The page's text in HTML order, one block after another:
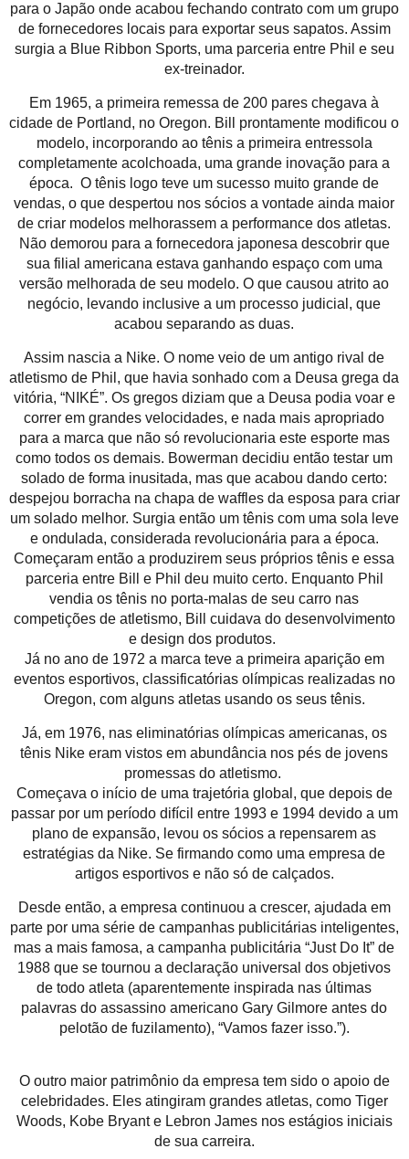
para o Japão onde acabou fechando contrato com um grupo
de fornecedores locais para exportar seus sapatos. Assim
surgia a Blue Ribbon Sports, uma parceria entre Phil e seu
ex-treinador.
Em 1965, a primeira remessa de 200 pares chegava à
cidade de Portland, no Oregon. Bill prontamente modificou o
modelo, incorporando ao tênis a primeira entressola
completamente acolchoada, uma grande inovação para a
época. O tênis logo teve um sucesso muito grande de
vendas, o que despertou nos sócios a vontade ainda maior
de criar modelos melhorassem a performance dos atletas.
Não demorou para a fornecedora japonesa descobrir que
sua filial americana estava ganhando espaço com uma
versão melhorada de seu modelo. O que causou atrito ao
negócio, levando inclusive a um processo judicial, que
acabou separando as duas.
Assim nascia a Nike. O nome veio de um antigo rival de
atletismo de Phil, que havia sonhado com a Deusa grega da
vitória, “NIKÉ”. Os gregos diziam que a Deusa podia voar e
correr em grandes velocidades, e nada mais apropriado
para a marca que não só revolucionaria este esporte mas
como todos os demais. Bowerman decidiu então testar um
solado de forma inusitada, mas que acabou dando certo:
despejou borracha na chapa de waffles da esposa para criar
um solado melhor. Surgia então um tênis com uma sola leve
e ondulada, considerada revolucionária para a época.
Começaram então a produzirem seus próprios tênis e essa
parceria entre Bill e Phil deu muito certo. Enquanto Phil
vendia os tênis no porta-malas de seu carro nas
competições de atletismo, Bill cuidava do desenvolvimento
e design dos produtos.
Já no ano de 1972 a marca teve a primeira aparição em
eventos esportivos, classificatórias olímpicas realizadas no
Oregon, com alguns atletas usando os seus tênis.
Já, em 1976, nas eliminatórias olímpicas americanas, os
tênis Nike eram vistos em abundância nos pés de jovens
promessas do atletismo.
Começava o início de uma trajetória global, que depois de
passar por um período difícil entre 1993 e 1994 devido a um
plano de expansão, levou os sócios a repensarem as
estratégias da Nike. Se firmando como uma empresa de
artigos esportivos e não só de calçados.
Desde então, a empresa continuou a crescer, ajudada em
parte por uma série de campanhas publicitárias inteligentes,
mas a mais famosa, a campanha publicitária “Just Do It” de
1988 que se tournou a declaração universal dos objetivos
de todo atleta (aparentemente inspirada nas últimas
palavras do assassino americano Gary Gilmore antes do
pelotão de fuzilamento), “Vamos fazer isso.”).
O outro maior patrimônio da empresa tem sido o apoio de
celebridades. Eles atingiram grandes atletas, como Tiger
Woods, Kobe Bryant e Lebron James nos estágios iniciais
de sua carreira.